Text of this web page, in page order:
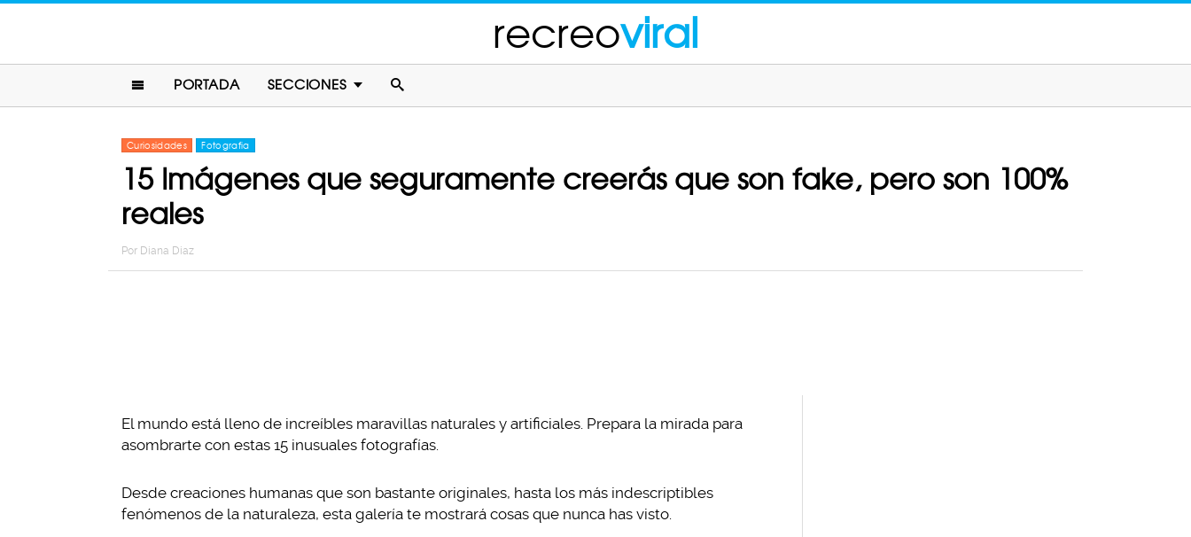
recreoviral
PORTADA SECCIONES
Curiosidades Fotografia
15 Imágenes que seguramente creerás que son fake, pero son 100%
reales
Por Diana Diaz
El mundo está lleno de increíbles maravillas naturales y artificiales. Prepara la mirada para
asombrarte con estas 15 inusuales fotografías.
Desde creaciones humanas que son bastante originales, hasta los más indescriptibles
fenómenos de la naturaleza, esta galería te mostrará cosas que nunca has visto.